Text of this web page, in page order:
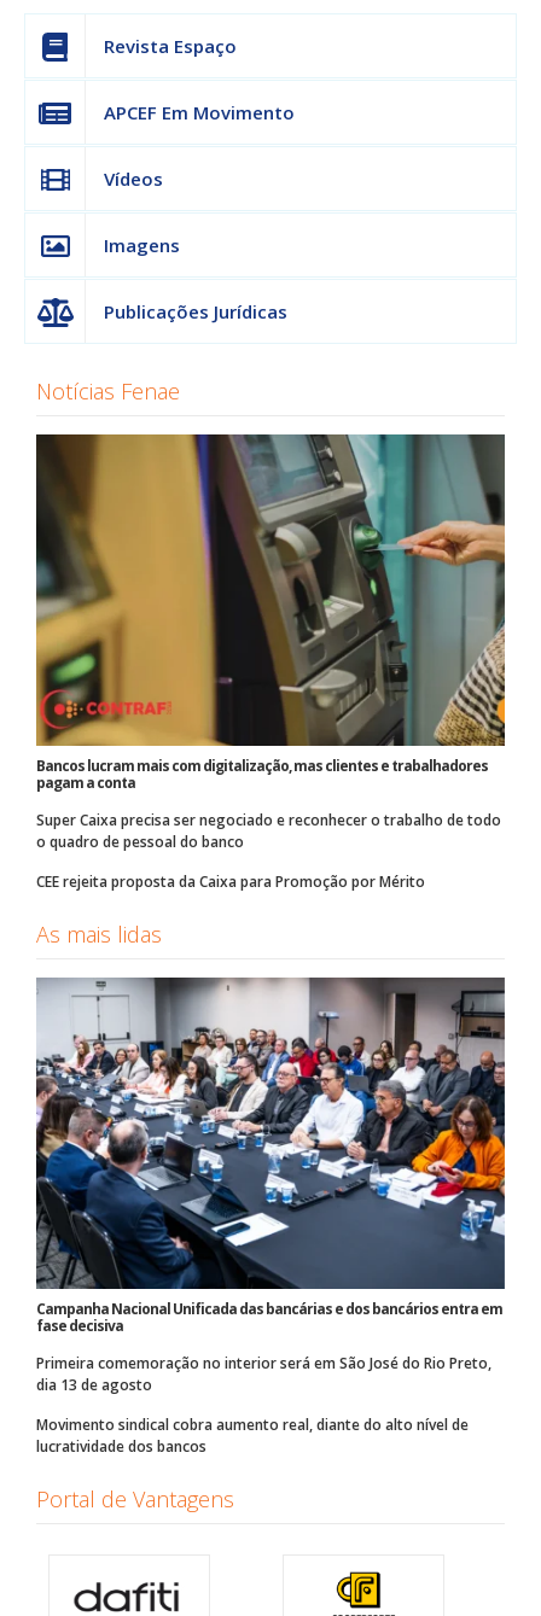
Revista Espaço
APCEF Em Movimento
Vídeos
Imagens
Publicações Jurídicas
Notícias Fenae
Bancos lucram mais com digitalização, mas clientes e trabalhadores
pagam a conta
Super Caixa precisa ser negociado e reconhecer o trabalho de todo
o quadro de pessoal do banco
CEE rejeita proposta da Caixa para Promoção por Mérito
As mais lidas
Campanha Nacional Unificada das bancárias e dos bancários entra em
fase decisiva
Primeira comemoração no interior será em São José do Rio Preto,
dia 13 de agosto
Movimento sindical cobra aumento real, diante do alto nível de
lucratividade dos bancos
Portal de Vantagens